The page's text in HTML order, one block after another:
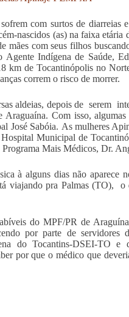
com surtos de
nascidos (as) na faixa etária
mães com seus filhos
Agente Indígena de Saúde,
km de Tocantinópolis no
correm o risco de morrer.
aldeias, depois de serem
Com isso, algumas
José Sabóia. As mulheres
Municipal de
Mais Médicos, Dr.
à alguns dias não aparece
viajando pra Palmas (TO), o
do MPF/PR de
por parte de servidores
do Tocantins-DSEI-TO e
por que o médico que